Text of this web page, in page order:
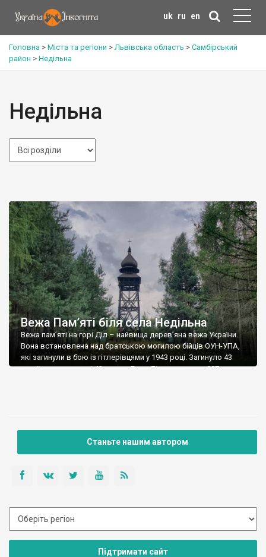
uk ru en
Головна > Міста та регіони >Львівська область > Самбірський
район > Недільна
Недільна
Вежа Пам’яті біля села Недільна
Вежа пам’яті на горі Діл – найвища дерев’яна вежа України.
Вона встановлена над братською могилою бійців ОУН-УПА,
які загинули в бою із гітлерівцями у 1943 році. Загинуло 43
герої – висота вежі 43 метри. Гора Діл має висоту 907 м.
Станьте нашим автором
Підтримати сайт